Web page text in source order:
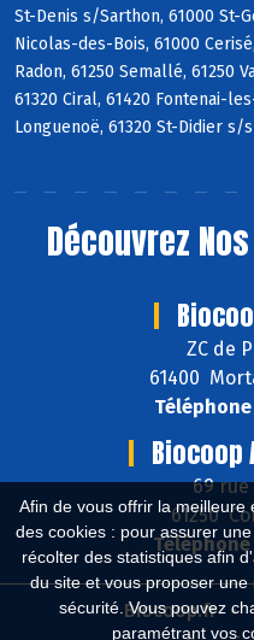
Afin de vous offrir la meilleure
des cookies : pour assurer
récolter des statistiques afin
du site et vous proposer
sécurité. Vous pouvez
paramétrant vos
St-Denis s/Sarthon, 61000 St-
Nicolas-des-Bois, 61000
Radon, 61250 Semallé, 61250
61320 Ciral, 61420 Fontenai-
Longuenoë, 61320 St-Didier
Découvrez
ZC de
61400
Téléphone
Biocoop
69
61250
Téléphone
Biocoop.fr